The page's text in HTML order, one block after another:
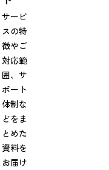
サービ
スの特
徴やご
対応範
囲、サ
ポート
体制な
どをま
とめた
資料を
お届け